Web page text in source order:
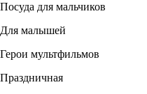
Посуда для мальчиков
Для малышей
Герои мультфильмов
Праздничная